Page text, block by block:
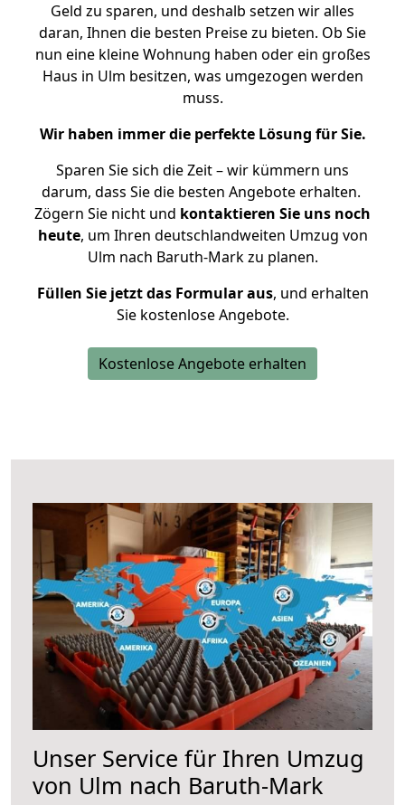
Geld zu sparen, und deshalb setzen wir alles
daran, Ihnen die besten Preise zu bieten. Ob Sie
nun eine kleine Wohnung haben oder ein großes
Haus in Ulm besitzen, was umgezogen werden
muss.
Wir haben immer die perfekte Lösung für Sie.
Sparen Sie sich die Zeit – wir kümmern uns
darum, dass Sie die besten Angebote erhalten.
Zögern Sie nicht und kontaktieren Sie uns noch
heute, um Ihren deutschlandweiten Umzug von
Ulm nach Baruth-Mark zu planen.
Füllen Sie jetzt das Formular aus, und erhalten
Sie kostenlose Angebote.
Kostenlose Angebote erhalten
Unser Service für Ihren Umzug
von Ulm nach Baruth-Mark